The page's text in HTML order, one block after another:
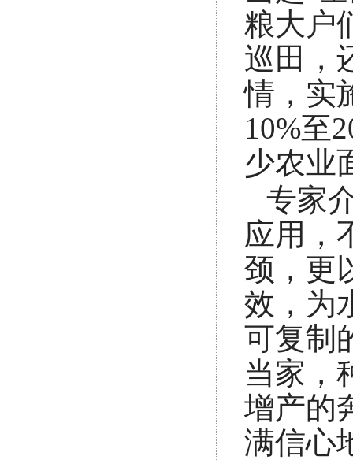
粮大户
巡田，
情，实
10%至
少农业
专家
应用，
颈，更
效，为
可复制
当家，
增产的
满信心